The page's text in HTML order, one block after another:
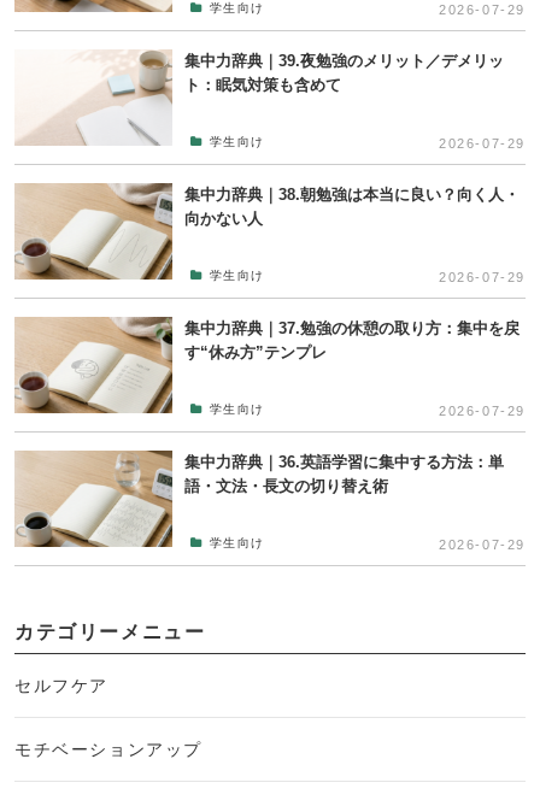
学生向け 2026-07-29
集中力辞典｜39.夜勉強のメリット／デメリッ
ト：眠気対策も含めて
学生向け 2026-07-29
集中力辞典｜38.朝勉強は本当に良い？向く人・
向かない人
学生向け 2026-07-29
集中力辞典｜37.勉強の休憩の取り方：集中を戻
す“休み方”テンプレ
学生向け 2026-07-29
集中力辞典｜36.英語学習に集中する方法：単
語・文法・長文の切り替え術
学生向け 2026-07-29
カテゴリーメニュー
セルフケア
モチベーションアップ